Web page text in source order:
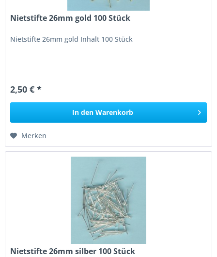
Nietstifte 26mm gold 100 Stück
Nietstifte 26mm gold Inhalt 100 Stück
2,50 € *
In den Warenkorb
Merken
Nietstifte 26mm silber 100 Stück